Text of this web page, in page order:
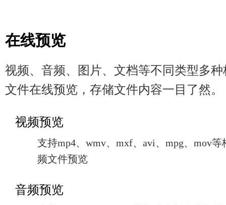
在线预览
视频、音频、图片、文档等不同类型多种
文件在线预览，存储文件内容一目了然。
视频预览
支持mp4、wmv、mxf、avi、mpg、mov等
频文件预览
音频预览